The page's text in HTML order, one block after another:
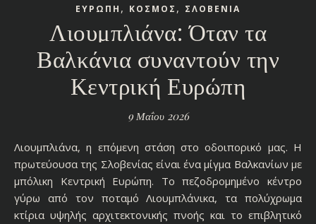
ΕΥΡΩΠΗ , ΚΟΣΜΟΣ , ΣΛΟΒΕΝΙΑ
Λιουμπλιάνα: Όταν τα
Βαλκάνια συναντούν την
Κεντρική Ευρώπη
9 Μαΐου 2026
Λιουμπλιάνα, η επόμενη στάση στο οδοιπορικό μας. Η
πρωτεύουσα της Σλοβενίας είναι ένα μίγμα Βαλκανίων με
μπόλικη Κεντρική Ευρώπη. Το πεζοδρομημένο κέντρο
γύρω από τον ποταμό Λιουμπλάνικα, τα πολύχρωμα
κτίρια υψηλής αρχιτεκτονικής πνοής και το επιβλητικό